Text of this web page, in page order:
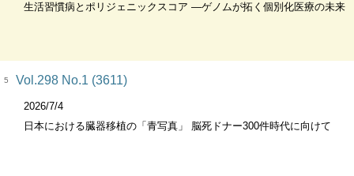
生活習慣病とポリジェニックスコア ―ゲノムが拓く個別化医療の未来
5 Vol.298 No.1 (3611)
2026/7/4
日本における臓器移植の「青写真」 脳死ドナー300件時代に向けて